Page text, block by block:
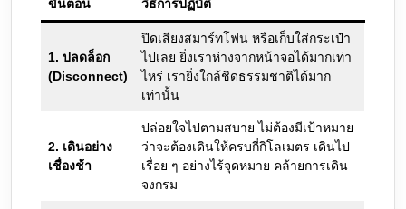
ขั้นตอน วิธีการปฏิบัติ
1. ปลดล็อก
(Disconnect)
ปิดเสียงสมาร์ทโฟน หรือเก็บใส่กระเป๋า
ไปเลย ยิ่งเราห่างจากหน้าจอได้มากเท่า
ไหร่ เรายิ่งใกล้ชิดธรรมชาติได้มาก
เท่านั้น
2. เดินอย่าง
เชื่องช้า
ปล่อยใจไปตามสบาย ไม่ต้องมีเป้าหมาย
ว่าจะต้องเดินให้ครบกี่กิโลเมตร เดินไป
เรื่อย ๆ อย่างไร้จุดหมาย คล้ายการเดิน
จงกรม